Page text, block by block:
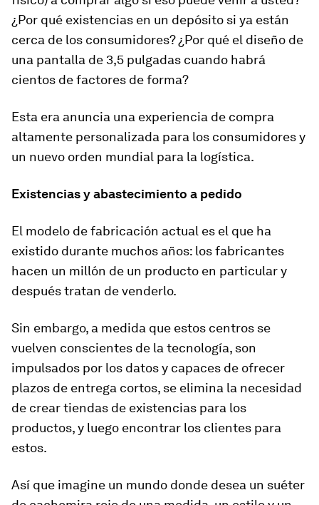
¿Por qué existencias en un depósito si ya están
cerca de los consumidores? ¿Por qué el diseño de
una pantalla de 3,5 pulgadas cuando habrá
cientos de factores de forma?
Esta era anuncia una experiencia de compra
altamente personalizada para los consumidores y
un nuevo orden mundial para la logística.
Existencias y abastecimiento a pedido
El modelo de fabricación actual es el que ha
existido durante muchos años: los fabricantes
hacen un millón de un producto en particular y
después tratan de venderlo.
Sin embargo, a medida que estos centros se
vuelven conscientes de la tecnología, son
impulsados por los datos y capaces de ofrecer
plazos de entrega cortos, se elimina la necesidad
de crear tiendas de existencias para los
productos, y luego encontrar los clientes para
estos.
Así que imagine un mundo donde desea un suéter